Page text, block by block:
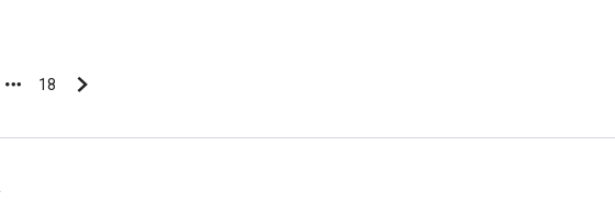
Ostatnia strona
18
Następna strona